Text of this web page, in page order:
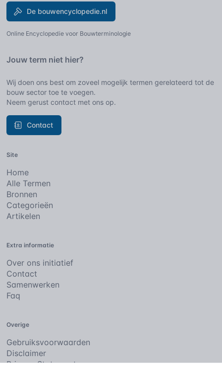
De bouwencyclopedie.nl
Online Encyclopedie voor Bouwterminologie
Jouw term niet hier?
Wij doen ons best om zoveel mogelijk termen gerelateerd tot de
bouw sector toe te voegen.
Neem gerust contact met ons op.
Contact
Site
Home
Alle Termen
Bronnen
Categorieën
Artikelen
Extra informatie
Over ons initiatief
Contact
Samenwerken
Faq
Overige
Gebruiksvoorwaarden
Disclaimer
Privacy Statement